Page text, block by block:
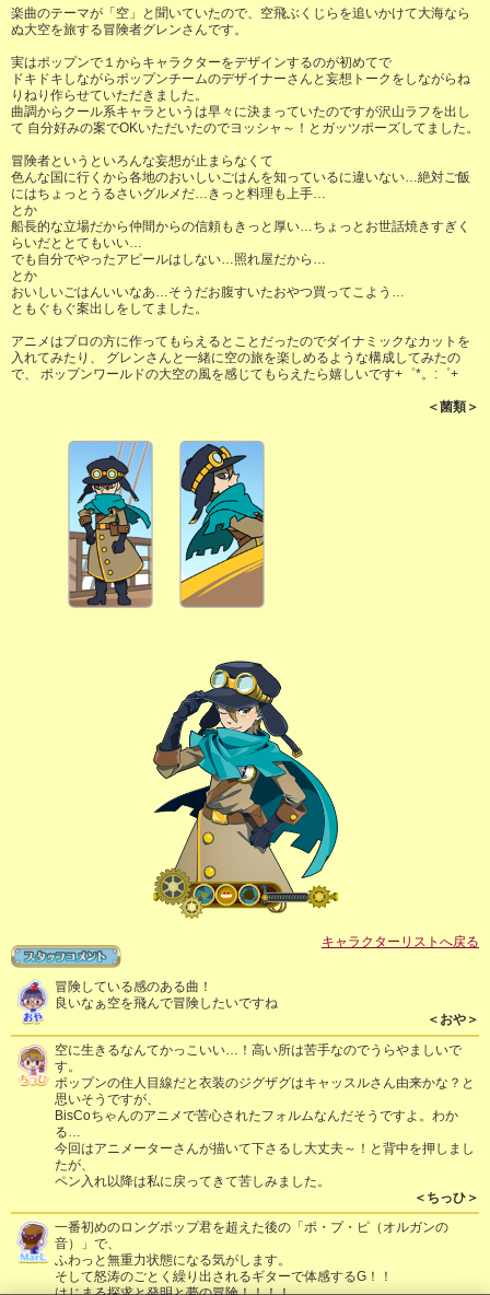
楽曲のテーマが「空」と聞いていたので、空飛ぶくじらを追いかけて大海なら
ぬ大空を旅する冒険者グレンさんです。
実はポップンで１からキャラクターをデザインするのが初めてで
ドキドキしながらポップンチームのデザイナーさんと妄想トークをしながらね
りねり作らせていただきました。
曲調からクール系キャラというは早々に決まっていたのですが沢山ラフを出し
て 自分好みの案でOKいただいたのでヨッシャ～！とガッツポーズしてました。
冒険者というといろんな妄想が止まらなくて
色んな国に行くから各地のおいしいごはんを知っているに違いない…絶対ご飯
にはちょっとうるさいグルメだ…きっと料理も上手…
とか
船長的な立場だから仲間からの信頼もきっと厚い…ちょっとお世話焼きすぎく
らいだととてもいい…
でも自分でやったアピールはしない…照れ屋だから…
とか
おいしいごはんいいなあ…そうだお腹すいたおやつ買ってこよう…
ともぐもぐ案出しをしてました。
アニメはプロの方に作ってもらえるとことだったのでダイナミックなカットを
入れてみたり、 グレンさんと一緒に空の旅を楽しめるような構成してみたの
で、 ポップンワールドの大空の風を感じてもらえたら嬉しいです+゜*。:゜+
＜菌類＞
キャラクターリストへ戻る
冒険している感のある曲！
良いなぁ空を飛んで冒険したいですね
＜おや＞
空に生きるなんてかっこいい…！高い所は苦手なのでうらやましいで
す。
ポップンの住人目線だと衣装のジグザグはキャッスルさん由来かな？と
思いそうですが、
BisCoちゃんのアニメで苦心されたフォルムなんだそうですよ。わか
る…
今回はアニメーターさんが描いて下さるし大丈夫～！と背中を押しまし
たが、
ペン入れ以降は私に戻ってきて苦しみました。
＜ちっひ＞
一番初めのロングポップ君を超えた後の「ポ・プ・ピ（オルガンの
音）」で、
ふわっと無重力状態になる気がします。
そして怒涛のごとく繰り出されるギターで体感するG！！